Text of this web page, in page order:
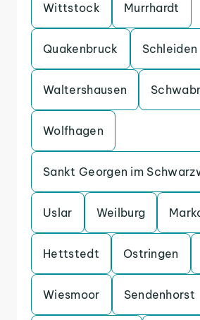
Wittstock Murrhardt
Quakenbruck Schleiden
Waltershausen
Wolfhagen
Sankt Georgen im
Uslar Weilburg
Hettstedt Ostringen
Wiesmoor Sendenhorst